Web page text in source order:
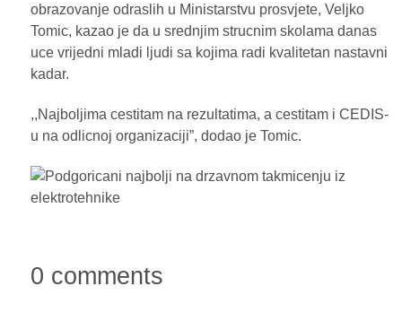
obrazovanje odraslih u Ministarstvu prosvjete, Veljko
Tomic, kazao je da u srednjim strucnim skolama danas
uce vrijedni mladi ljudi sa kojima radi kvalitetan nastavni
kadar.
,,Najboljima cestitam na rezultatima, a cestitam i CEDIS-
u na odlicnoj organizaciji”, dodao je Tomic.
0 comments